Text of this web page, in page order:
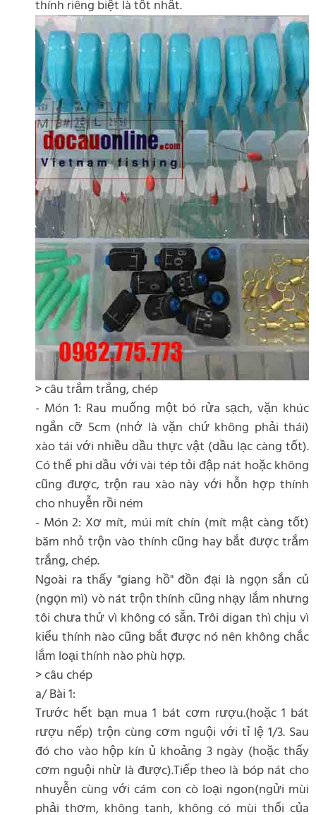
thính riêng biệt là tốt nhất.
> câu trắm trắng, chép
- Món 1: Rau muống một bó rửa sạch, vặn khúc
ngắn cỡ 5cm (nhớ là vặn chứ không phải thái)
xào tái với nhiều dầu thực vật (dầu lạc càng tốt).
Có thể phi dầu với vài tép tỏi đập nát hoặc không
cũng được, trộn rau xào này với hỗn hợp thính
cho nhuyễn rồi ném
- Món 2: Xơ mít, múi mít chín (mít mật càng tốt)
băm nhỏ trộn vào thính cũng hay bắt được trắm
trắng, chép.
Ngoài ra thấy "giang hồ" đồn đại là ngọn sắn củ
(ngọn mì) vò nát trộn thính cũng nhạy lắm nhưng
tôi chưa thử vì không có sẵn. Trôi digan thì chịu vì
kiểu thính nào cũng bắt được nó nên không chắc
lắm loại thính nào phù hợp.
> câu chép
a/ Bài 1:
Trước hết bạn mua 1 bát cơm rượu.(hoặc 1 bát
rượu nếp) trộn cùng cơm nguội với tỉ lệ 1/3. Sau
đó cho vào hộp kín ủ khoảng 3 ngày (hoặc thấy
cơm nguội nhừ là được).Tiếp theo là bóp nát cho
nhuyễn cùng với cám con cò loại ngon(ngửi mùi
phải thơm, không tanh, không có mùi thối của